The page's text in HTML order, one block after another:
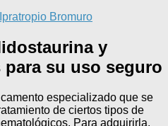
Ipratropio Bromuro
y
su uso seguro
especializado que se
de ciertos tipos de
Para adquirirla,